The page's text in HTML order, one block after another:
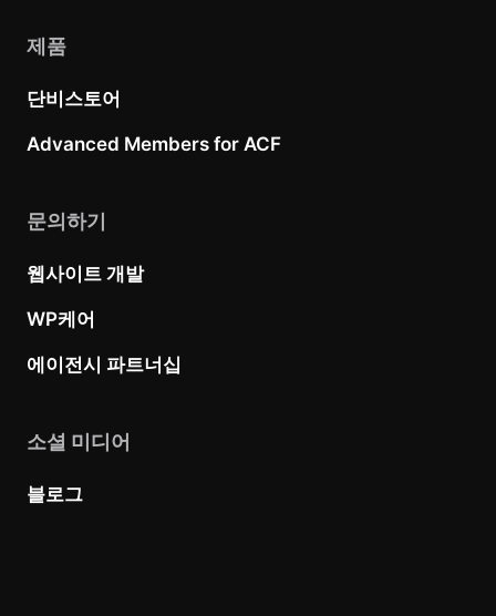
제품
단비스토어
Advanced Members for ACF
문의하기
웹사이트 개발
WP케어
에이전시 파트너십
소셜 미디어
블로그